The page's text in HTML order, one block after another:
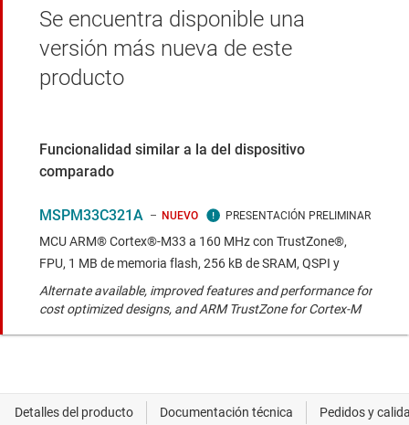
Se encuentra disponible una
versión más nueva de este
producto
Funcionalidad similar a la del dispositivo
comparado
NUEVO
MSPM33C321A
MCU ARM® Cortex®-M33 a 160 MHz con TrustZone®,
FPU, 1 MB de memoria flash, 256 kB de SRAM, QSPI y
Alternate available, improved features and performance for
cost optimized designs, and ARM TrustZone for Cortex-M